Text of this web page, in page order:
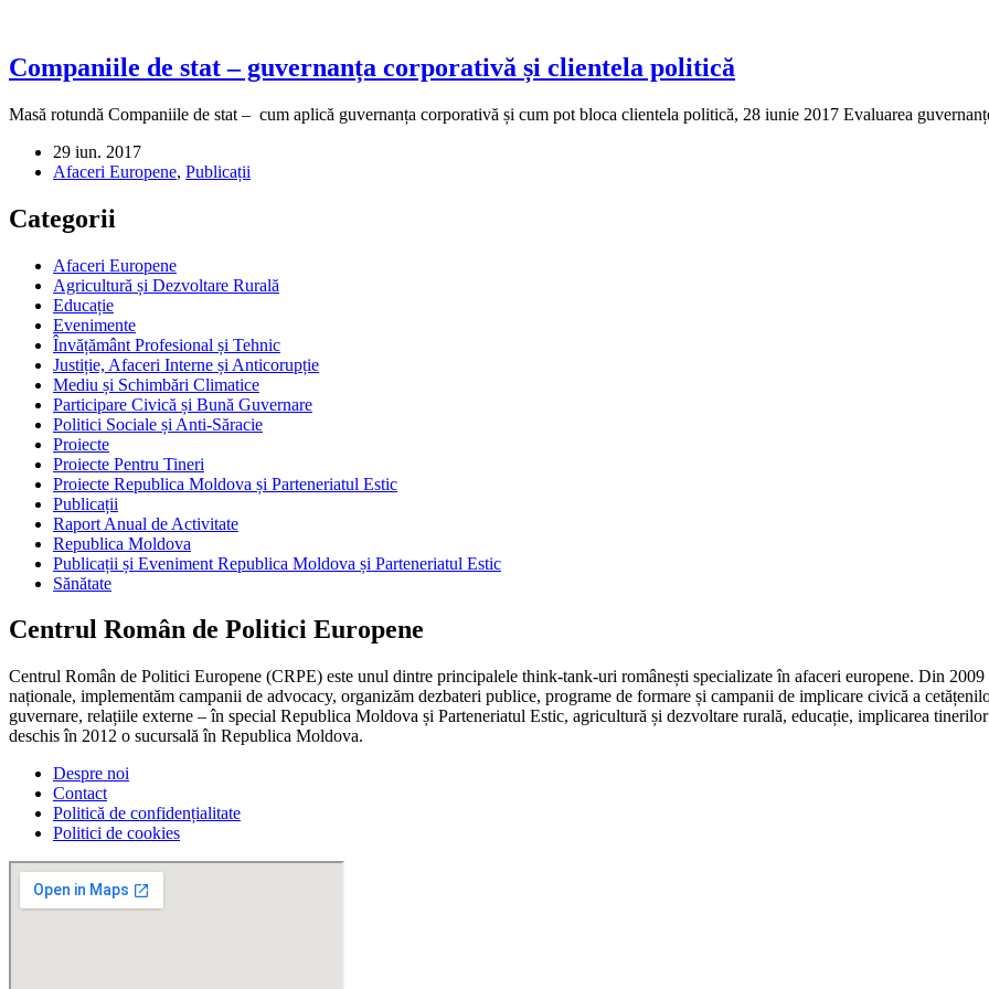
Companiile de stat – guvernanța corporativă și clientela politică
Masă rotundă Companiile de stat – cum aplică guvernanța corporativă și cum pot bloca clientela politică, 28 iunie 2017 Evaluarea
29 iun. 2017
Afaceri Europene, Publicații
Categorii
Afaceri Europene
Agricultură și Dezvoltare Rurală
Educație
Evenimente
Învățământ Profesional și Tehnic
Justiție, Afaceri Interne și Anticorupție
Mediu și Schimbări Climatice
Participare Civică și Bună Guvernare
Politici Sociale și Anti-Săracie
Proiecte
Proiecte Pentru Tineri
Proiecte Republica Moldova și Parteneriatul Estic
Publicații
Raport Anual de Activitate
Republica Moldova
Publicații și Eveniment Republica Moldova și Parteneriatul Estic
Sănătate
Centrul Român de Politici Europene
Centrul Român de Politici Europene (CRPE) este unul dintre principalele think-tank-uri românești specializate în afaceri europene. Din
naționale, implementăm campanii de advocacy, organizăm dezbateri publice, programe de formare și campanii de implicare civică a
guvernare, relațiile externe – în special Republica Moldova și Parteneriatul Estic, agricultură și dezvoltare rurală, educație, implicarea
deschis în 2012 o sucursală în Republica Moldova.
Despre noi
Contact
Politică de confidențialitate
Politici de cookies